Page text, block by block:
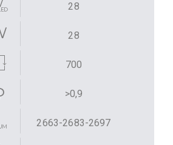
28
28
700
>0,9
2663-2683-2697